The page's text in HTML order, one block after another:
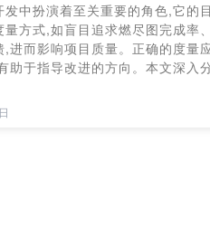
发中扮演着至关重要的角色,它的
量方式,如盲目追求燃尽图完成率
,进而影响项目质量。正确的度量
助于指导改进的方向。本文深入